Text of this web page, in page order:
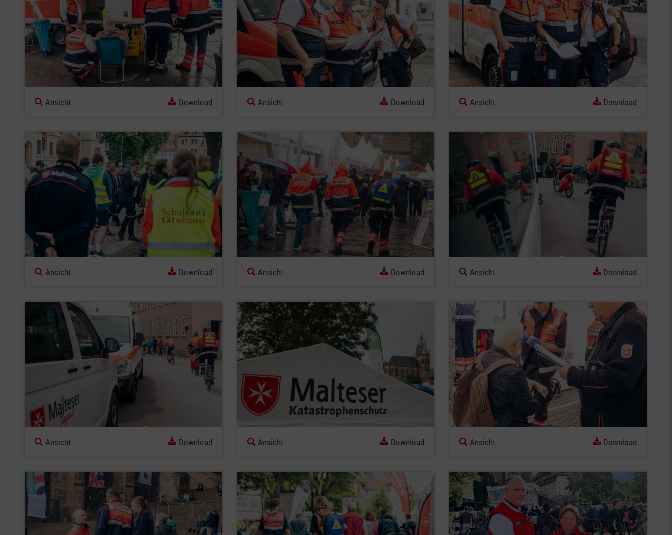
Ansicht Download Ansicht Download Ansicht Download
Ansicht Download Ansicht Download Ansicht Download
Ansicht Download Ansicht Download Ansicht Download